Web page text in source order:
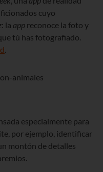
cuyo
la app reconoce la foto y
tú has fotografiado.
.
especialmente para
por ejemplo, identificar
montón de detalles